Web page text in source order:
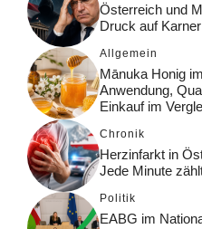
Österreich und
Druck auf
Allgemein
Mānuka Honig
Anwendung,
Einkauf im
Chronik
Herzinfarkt in
Jede Minute
Politik
EABG im